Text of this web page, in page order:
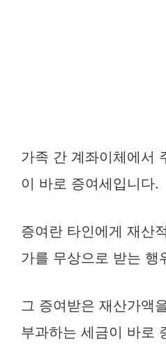
가족 간 계좌이체에서
이 바로 증여세입니다.
증여란 타인에게 재산
가를 무상으로 받는 행
그 증여받은 재산가액
부과하는 세금이 바로